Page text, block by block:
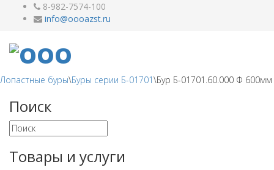
8-982-7574-100
Лопастные буры\Буры серии Б-01701\Бур Б-01701.60.000 Ф 600мм
Поиск
Товары и услуги